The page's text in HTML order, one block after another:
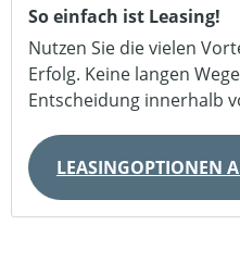
So einfach ist Leasing!
Nutzen Sie die vielen
Erfolg. Keine langen
Entscheidung innerhalb
LEASINGOPTIONEN